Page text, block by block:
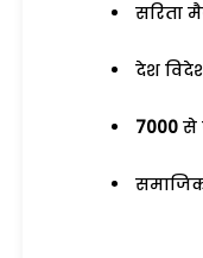
सरिता
देश
7000 से